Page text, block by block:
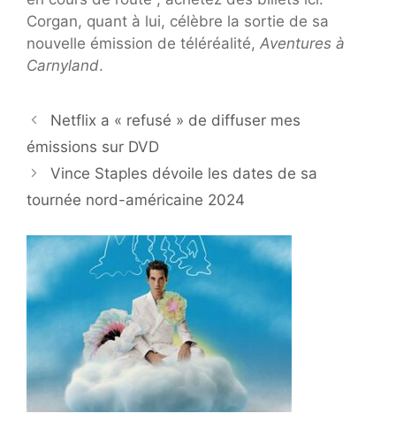
Corgan, quant à lui, célèbre la sortie de sa
nouvelle émission de téléréalité, Aventures à
Carnyland.
Netflix a « refusé » de diffuser mes
émissions sur DVD
Vince Staples dévoile les dates de sa
tournée nord-américaine 2024